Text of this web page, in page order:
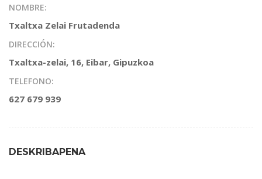
NOMBRE:
Txaltxa Zelai Frutadenda
DIRECCIÓN:
Txaltxa-zelai, 16, Eibar, Gipuzkoa
TELEFONO:
627 679 939
DESKRIBAPENA